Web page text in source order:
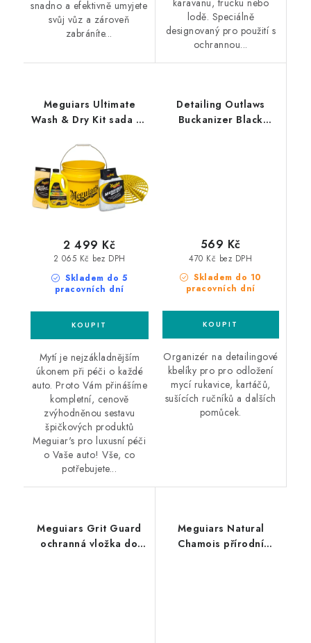
snadno a efektivně umyjete
svůj vůz a zároveň
zabráníte...
lodě. Speciálně
designovaný pro použití s
ochrannou...
Meguiars Ultimate
Wash & Dry Kit sada na
Skladem do 5
pracovních dní
2 065 Kč bez DPH
2 499 Kč
Mytí je nejzákladnějším
úkonem při péči o každé
auto. Proto Vám přinášíme
kompletní, cenově
zvýhodněnou sestavu
špičkových produktů
Meguiar's pro luxusní péči
o Vaše auto! Vše, co
potřebujete...
Detailing Outlaws
Buckanizer Black
Skladem do 10
pracovních dní
470 Kč bez DPH
569 Kč
Organizér na detailingové
kbelíky pro pro odložení
mycí rukavice, kartáčů,
sušících ručníků a dalších
pomůcek.
Meguiars Grit Guard
ochranná vložka do
Meguiars Natural
Chamois přírodní